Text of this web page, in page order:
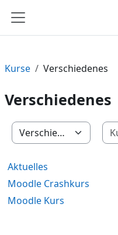
Website-Übersicht
Kurse Verschiedenes
Verschiedenes
Kursbereiche
Aktuelles
Moodle Crashkurs
Moodle Kurs